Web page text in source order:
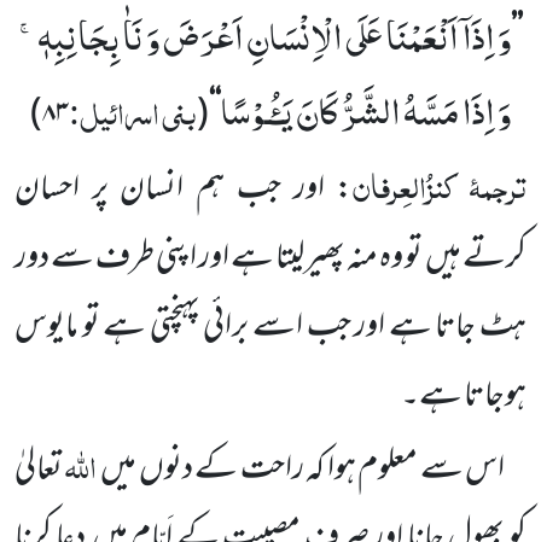
’’وَ اِذَاۤ اَنْعَمْنَا عَلَى الْاِنْسَانِ اَعْرَضَ وَ نَاٰ بِجَانِبِهٖۚ-
وَ اِذَا مَسَّهُ الشَّرُّ كَانَ یَـٴُـوْسًا‘‘
(بنی اسرائیل:۸۳)
ترجمۂکنزُالعِرفان: اور جب ہم انسان پر احسان
کرتےہیںتو وہ منہ پھیرلیتا ہے اور اپنی طرف سے دور
ہٹ جاتا ہے اور جب اسے برائی پہنچتی ہے تو مایوس
ہوجاتا ہے۔
اس سے معلوم ہوا کہ راحت کے دنوں میںاللہتعالیٰ